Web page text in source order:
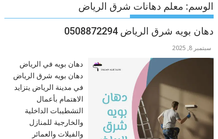
الوسم: معلم دهانات شرق الرياض
دهان بويه شرق الرياض 0508872294
سبتمبر 8, 2025
دهان بويه في الرياض
دهان بويه شرق الرياض
في مدينة الرياض يتزايد
الاهتمام بأعمال
التشطيبات الداخلية
والخارجية للمنازل
والفيلات والعمائر